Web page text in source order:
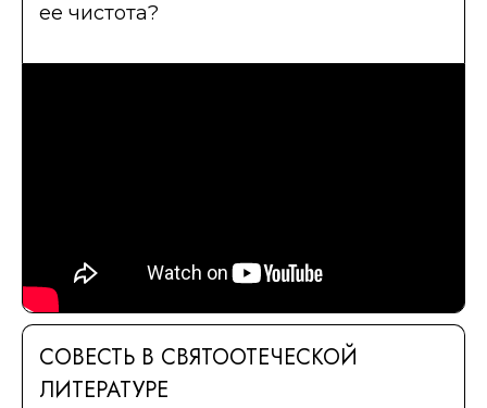
ее чистота?
СОВЕСТЬ В СВЯТООТЕЧЕСКОЙ
ЛИТЕРАТУРЕ